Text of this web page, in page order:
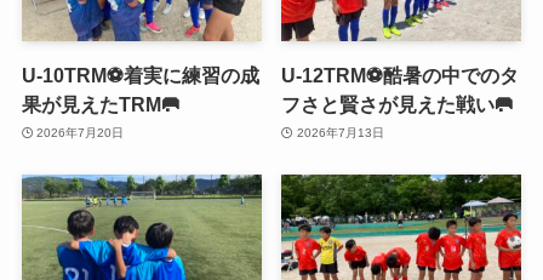
U-10TRM⚽️着実に練習の成
果が見えたTRM🥅
2026年7月20日
U-12TRM⚽️酷暑の中でのタ
フさと賢さが見えた戦い🥅
2026年7月13日